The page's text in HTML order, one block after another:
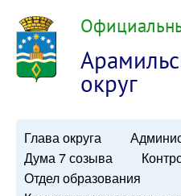
округ
Глава округа
Дума 7 созыва
Отдел образования